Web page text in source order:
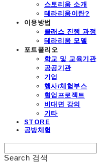
스토리움 소개
테라리움이란?
이용방법
클래스 진행 과정
테라리움 모델
포트폴리오
학교 및 교육기관
공공기관
기업
행사/체험부스
협업프로젝트
비대면 강의
기타
STORE
공방체험
Search 검색